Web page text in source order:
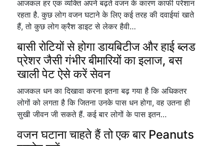
आजकल हर एक व्यक्ति अपने बढ़ते वजन के कारण काफी परेशान
रहता है. कुछ लोग वजन घटाने के लिए कई तरह की दवाईयां खाते
हैं, तो कुछ लोग क्रैश डाइट से लेकर हैवी…
बासी रोटियों से होगा डायबिटीज और हाई ब्लड
प्रेशर जैसी गंभीर बीमारियों का इलाज, बस
खाली पेट ऐसे करें सेवन
आजकल धन का दिखावा करना इतना बढ़ गया है कि अधिकतर
लोगों को लगता है कि जितना उनके पास धन होगा, वह उतना ही
सुखी जीवन जी सकते हैं. कई बार लोगों के पास इतन…
वजन घटाना चाहते हैं तो एक बार Peanuts